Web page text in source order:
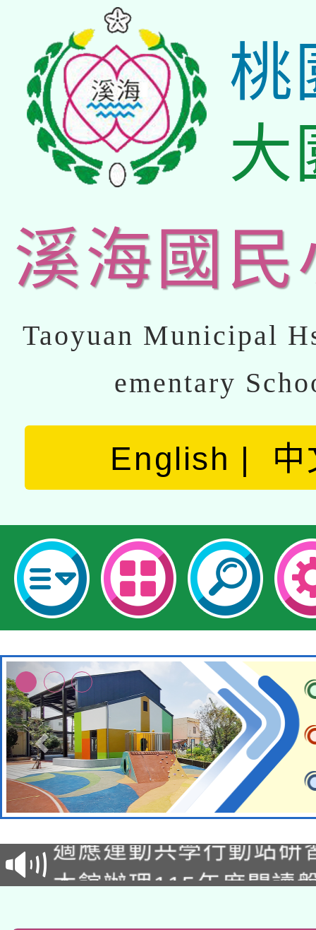
桃
大
溪海國民
Taoyuan Municipal
ementary
English 中
本校115學年度第2次
招甄選結果公告(無人
招)
適應運動共學行動站研
本館辦理115年度閱讀